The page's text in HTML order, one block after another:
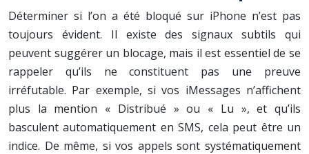
Déterminer si l’on a été bloqué sur iPhone n’est pas
toujours évident. Il existe des signaux subtils qui
peuvent suggérer un blocage, mais il est essentiel de se
rappeler qu’ils ne constituent pas une preuve
irréfutable. Par exemple, si vos iMessages n’affichent
plus la mention « Distribué » ou « Lu », et qu’ils
basculent automatiquement en SMS, cela peut être un
indice. De même, si vos appels sont systématiquement